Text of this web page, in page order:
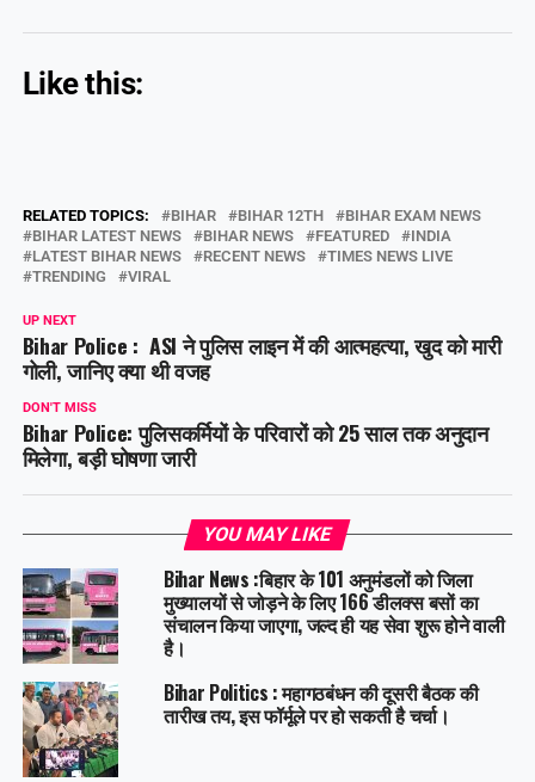
Like this:
RELATED TOPICS: BIHAR BIHAR 12TH
BIHAR EXAM NEWS
BIHAR LATEST NEWS
BIHAR NEWS FEATURED
INDIA
LATEST BIHAR NEWS
RECENT NEWS
TIMES NEWS LIVE
TRENDING
VIRAL
UP NEXT
Bihar Police : ASI ने पुलिस लाइन में की आत्महत्या, खुद को मारी
गोली, जानिए क्या थी वजह
DON'T MISS
Bihar Police: पुलिसकर्मियों के परिवारों को 25 साल तक अनुदान
मिलेगा, बड़ी घोषणा जारी
YOU MAY LIKE
Bihar News :बिहार के 101 अनुमंडलों को जिला
मुख्यालयों से जोड़ने के लिए 166 डीलक्स बसों का
संचालन किया जाएगा, जल्द ही यह सेवा शुरू होने वाली
है।
Bihar Politics : महागठबंधन की दूसरी बैठक की
तारीख तय, इस फॉर्मूले पर हो सकती है चर्चा।